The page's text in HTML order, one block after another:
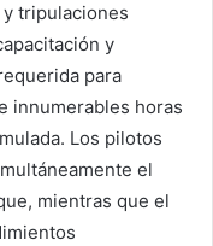
tripulaciones
y
para
innumerables horas
Los pilotos
el
mientras que el